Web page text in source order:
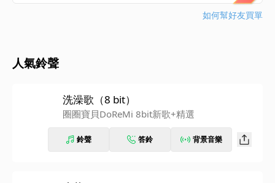
如何幫好友買單
人氣鈴聲
洗澡歌（8 bit）
圈圈寶貝DoReMi 8bit新歌+精選
鈴聲 答鈴 背景音樂